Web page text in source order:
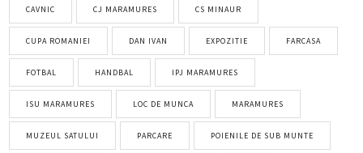
CAVNIC CJ MARAMURES CS MINAUR
CUPA ROMANIEI DAN IVAN EXPOZITIE FARCASA
FOTBAL HANDBAL IPJ MARAMURES
ISU MARAMURES LOC DE MUNCA MARAMURES
MUZEUL SATULUI PARCARE POIENILE DE SUB MUNTE